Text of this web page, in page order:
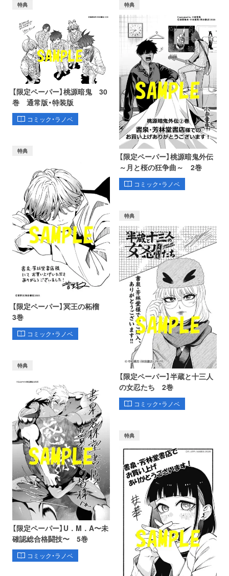
特典
【限定ペーパー】桃源暗鬼 30
巻 通常版・特装版
コミック・ラノベ
特典
【限定ペーパー】桃源暗鬼外伝
～月と桜の狂争曲～ 2巻
コミック・ラノベ
特典
【限定ペーパー】冥王の柘榴
3巻
コミック・ラノベ
特典
【限定ペーパー】半蔵と十三人
の女忍たち 2巻
コミック・ラノベ
特典
【限定ペーパー】U．M．A〜未
確認総合格闘技〜 5巻
コミック・ラノベ
特典